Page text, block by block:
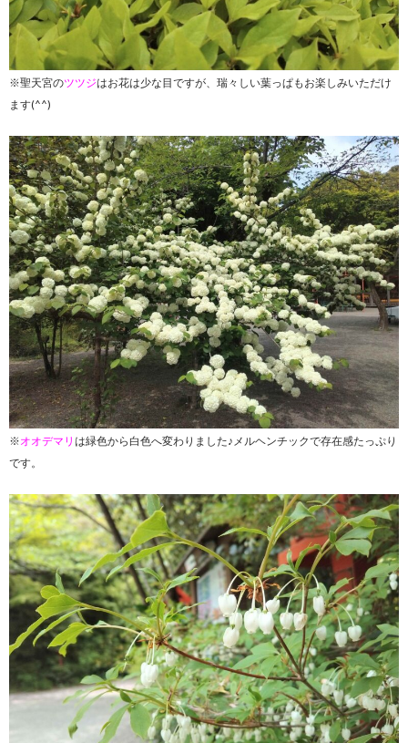
※聖天宮のツツジはお花は少な目ですが、瑞々しい葉っぱもお楽しみいただけ
ます(^^)
※オオデマリ は緑色から白色へ変わりました♪メルヘンチックで存在感たっぷり
です。